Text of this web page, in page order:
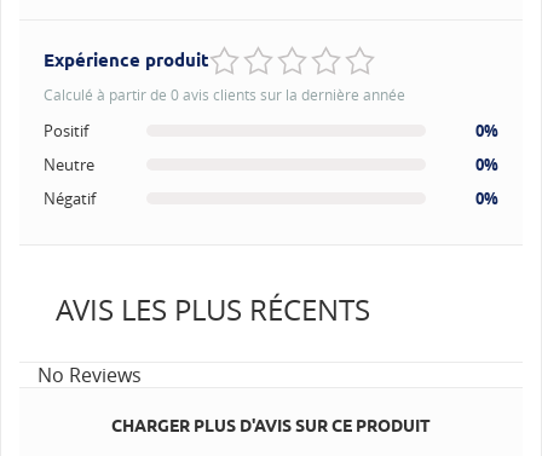
Expérience produit
Calculé à partir de 0 avis clients sur la dernière année
Positif
0%
Neutre
0%
Négatif
0%
AVIS LES PLUS RÉCENTS
No Reviews
CHARGER PLUS D'AVIS SUR CE PRODUIT